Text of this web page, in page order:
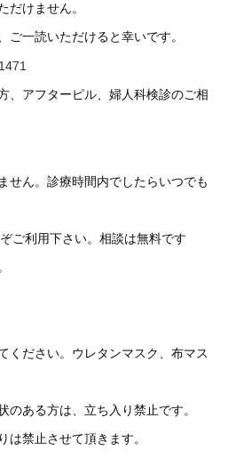
だけません。
ご一読いただけると幸いです。
、アフターピル、婦人科検診のご相
せん。診療時間内でしたらいつでも
ご利用下さい。相談は無料です
ください。ウレタンマスク、布マス
のある方は、立ち入り禁止です。
は禁止させて頂きます。